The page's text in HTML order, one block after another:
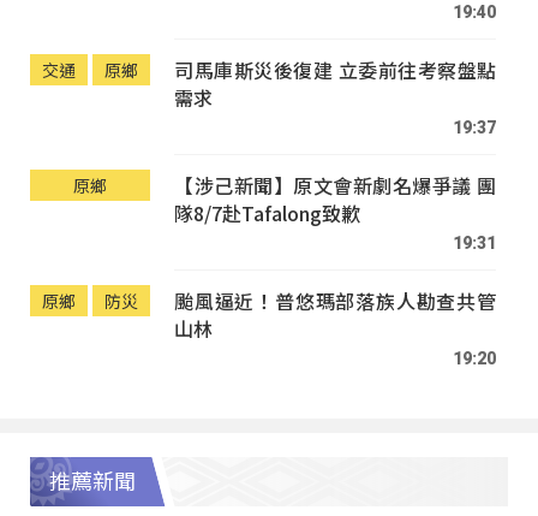
19:40
交通 原鄉
司馬庫斯災後復建 立委前往考察盤點
需求
19:37
原鄉
【涉己新聞】原文會新劇名爆爭議 團
隊8/7赴Tafalong致歉
19:31
原鄉 防災
颱風逼近！普悠瑪部落族人勘查共管
山林
19:20
推薦新聞